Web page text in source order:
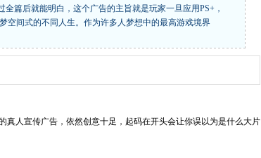
篇后就能明白，这个广告的主旨就是玩家一旦应用PS+，
空间式的不同人生。作为许多人梦想中的最高游戏境界
真人宣传广告，依然创意十足，起码在开头会让你误以为是什么大片